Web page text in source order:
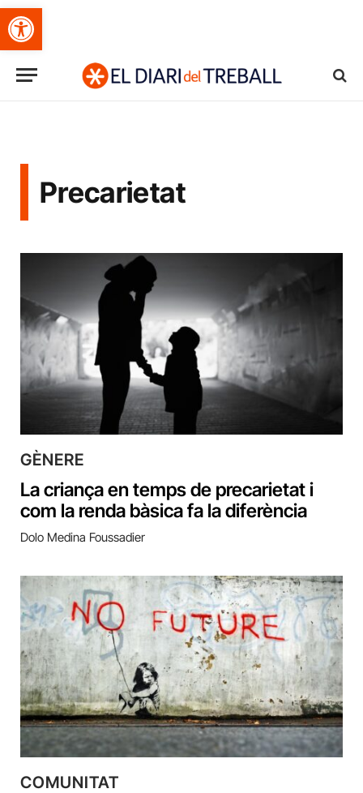
Obre la barra d'eines
Precarietat
GÈNERE
La criança en temps de precarietat i
com la renda bàsica fa la diferència
Dolo Medina Foussadier
COMUNITAT